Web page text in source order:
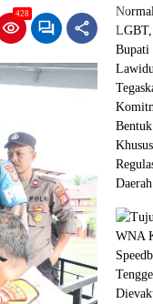
428